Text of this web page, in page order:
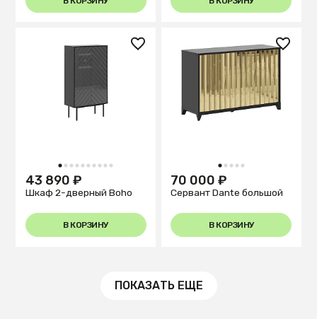
1 2 3 4 5 6 7 8 9 10
43 890 ₽
Шкаф 2-дверный Boho
В КОРЗИНУ
1 2 3 4 5
70 000 ₽
Сервант Dante большой
В КОРЗИНУ
ПОКАЗАТЬ ЕЩЕ